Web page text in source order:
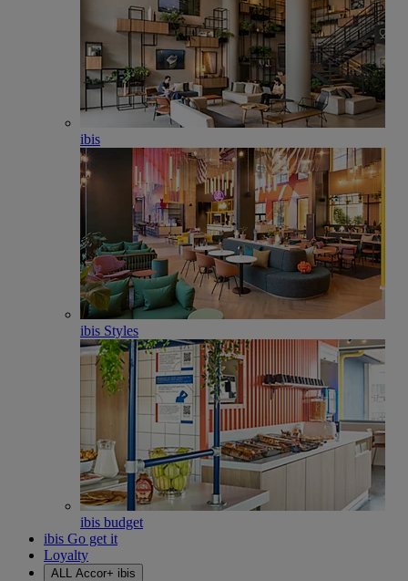
ibis
ibis Styles
ibis budget
ibis Go get it
Loyalty
ALL Accor+ ibis